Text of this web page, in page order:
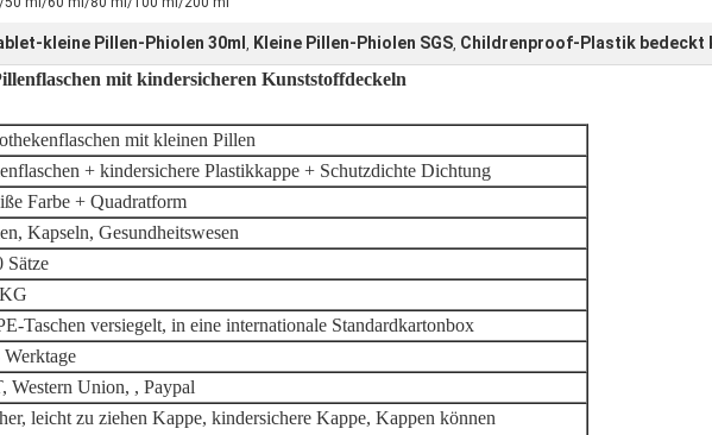
kleine Pillen-Phiolen 30ml , Kleine Pillen-Phiolen SGS, Childrenproof-Plastik bedeckt
mit kindersicheren Kunststoffdeckeln
mit kleinen Pillen
+ kindersichere Plastikkappe + Schutzdichte Dichtung
Farbe + Quadratform
Kapseln, Gesundheitswesen
Sätze
Taschen versiegelt, in eine internationale Standardkartonbox
Werktage
Western Union, , Paypal
leicht zu ziehen Kappe, kindersichere Kappe, Kappen können